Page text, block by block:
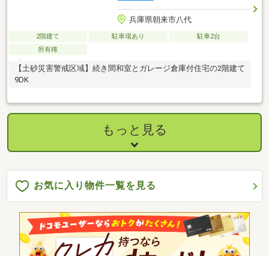
兵庫県朝来市八代
2階建て 駐車場あり
駐車2台
所有権
【土砂災害警戒区域】続き間和室とガレージ倉庫付住宅の2階建て
9DK
もっと見る
お気に入り物件一覧を見る